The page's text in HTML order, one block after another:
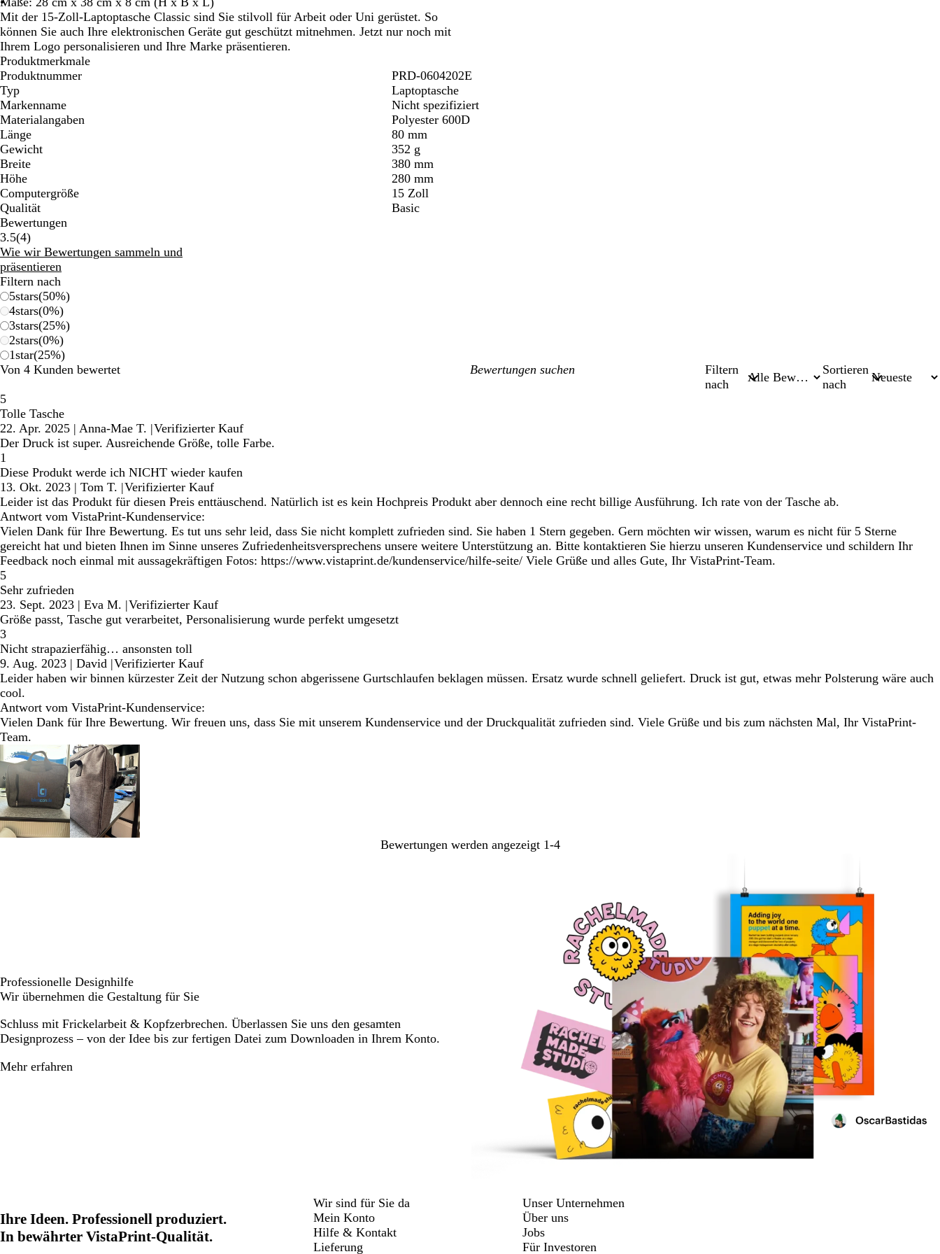
Schwenken.Schwenken.Schwenken.Schwenken.Schwenken.Schwenken.Schwenken.
Mit der 15-Zoll-Laptoptasche Classic sind Sie stilvoll für Arbeit oder Uni gerüstet. So
können Sie auch Ihre elektronischen Geräte gut geschützt mitnehmen. Jetzt nur noch mit
Ihrem Logo personalisieren und Ihre Marke präsentieren.
Produktmerkmale
Produktnummer
PRD-0604202E
Typ
Laptoptasche
Markenname
Nicht spezifiziert
Materialangaben
Polyester 600D
Länge
80 mm
Gewicht
352 g
Breite
380 mm
Höhe
280 mm
Computergröße
15 Zoll
Qualität
Basic
Bewertungen
3.5(44
Bewertungen
)
Wie wir Bewertungen sammeln und
präsentieren
Filtern nach
5stars(50%)
4stars(0%)
3stars(25%)
2stars(0%)
1star(25%)
Von 4 Kunden bewertet
Meine
Filtern
nach
Sortieren
nach
5
Tolle Tasche
22. Apr. 2025 | Anna-Mae T. |Verifizierter Kauf
Der Druck ist super. Ausreichende Größe, tolle Farbe.
1
Diese Produkt werde ich NICHT wieder kaufen
13. Okt. 2023 | Tom T. |Verifizierter Kauf
Leider ist das Produkt für diesen Preis enttäuschend. Natürlich ist es kein Hochpreis Produkt aber dennoch eine recht billige Ausführung. Ich rate von der Tasche ab.
Antwort vom VistaPrint-Kundenservice:
Vielen Dank für Ihre Bewertung. Es tut uns sehr leid, dass Sie nicht komplett zufrieden sind. Sie haben 1 Stern gegeben. Gern möchten wir wissen, warum es nicht für 5 Sterne
gereicht hat und bieten Ihnen im Sinne unseres Zufriedenheitsversprechens unsere weitere Unterstützung an. Bitte kontaktieren Sie hierzu unseren Kundenservice und schildern Ihr
Feedback noch einmal mit aussagekräftigen Fotos: https://www.vistaprint.de/kundenservice/hilfe-seite/ Viele Grüße und alles Gute, Ihr VistaPrint-Team.
5
Sehr zufrieden
23. Sept. 2023 | Eva M. |Verifizierter Kauf
Größe passt, Tasche gut verarbeitet, Personalisierung wurde perfekt umgesetzt
3
Nicht strapazierfähig… ansonsten toll
9. Aug. 2023 | David |Verifizierter Kauf
Leider haben wir binnen kürzester Zeit der Nutzung schon abgerissene Gurtschlaufen beklagen müssen. Ersatz wurde schnell geliefert. Druck ist gut, etwas mehr Polsterung wäre auch
cool.
Antwort vom VistaPrint-Kundenservice:
Vielen Dank für Ihre Bewertung. Wir freuen uns, dass Sie mit unserem Kundenservice und der Druckqualität zufrieden sind. Viele Grüße und bis zum nächsten Mal, Ihr VistaPrint-
Team.
Bewertungen werden angezeigt 1-4
Professionelle Designhilfe
Wir übernehmen die Gestaltung für Sie
Schluss mit Frickelarbeit & Kopfzerbrechen. Überlassen Sie uns den gesamten
Designprozess – von der Idee bis zur fertigen Datei zum Downloaden in Ihrem Konto.
Mehr erfahren
Ihre Ideen. Professionell produziert.
In bewährter VistaPrint-Qualität.
Wir sind für Sie da
Mein Konto
Hilfe & Kontakt
Lieferung
Unser Unternehmen
Über uns
Jobs
Für Investoren